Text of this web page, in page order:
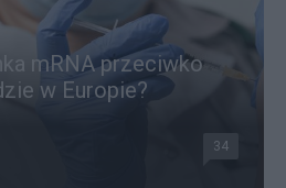
mRNA przeciwko
w Europie?
34